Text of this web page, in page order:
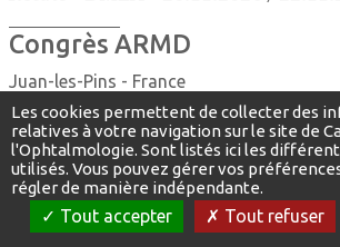
Congrès ARMD
Juan-les-Pins - France
Pour sa 15e édition, le Congrès ARMD
avancées dans les pathologies
avec pour thème « Rétine et révolutions
Informations :Lien
Les cookies permettent de collecter des
relatives à votre navigation sur le site de
l'Ophtalmologie. Sont listés ici les
utilisés. Vous pouvez gérer vos
régler de manière indépendante.
Tout accepter Tout refuser